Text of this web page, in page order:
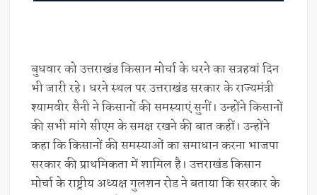
बुधवार को उत्तराखंड किसान मोर्चा के धरने का सत्रहवां दिन
भी जारी रहे। धरने स्थल पर उत्तराखंड सरकार के राज्यमंत्री
श्यामवीर सैनी ने किसानों की समस्याएं सुनीं। उन्होंने किसानों
की सभी मांगे सीएम के समक्ष रखने की बात कहीं। उन्होंने
कहा कि किसानों की समस्याओं का समाधान करना भाजपा
सरकार की प्राथमिकता में शामिल है। उत्तराखंड किसान
मोर्चा के राष्ट्रीय अध्यक्ष गुलशन रोड ने बताया कि सरकार के